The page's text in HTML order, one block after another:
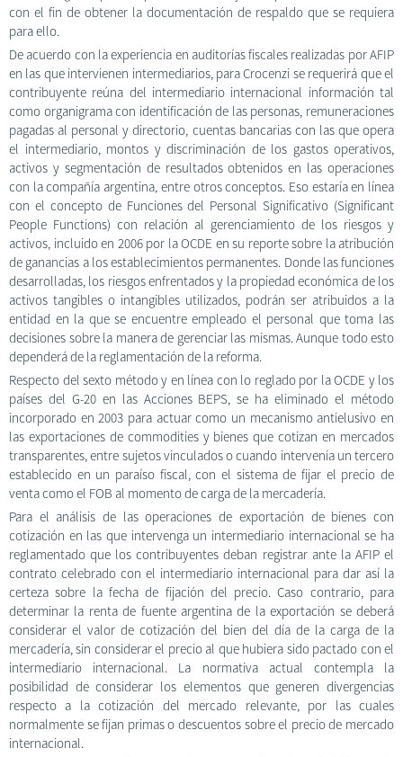
con el fin de obtener la documentación de respaldo que se requiera
para ello.
De acuerdo con la experiencia en auditorías fiscales realizadas por AFIP
en las que intervienen intermediarios, para Crocenzi se requerirá que el
contribuyente reúna del intermediario internacional información tal
como organigrama con identificación de las personas, remuneraciones
pagadas al personal y directorio, cuentas bancarias con las que opera
el intermediario, montos y discriminación de los gastos operativos,
activos y segmentación de resultados obtenidos en las operaciones
con la compañía argentina, entre otros conceptos. Eso estaría en línea
con el concepto de Funciones del Personal Significativo (Significant
People Functions) con relación al gerenciamiento de los riesgos y
activos, incluido en 2006 por la OCDE en su reporte sobre la atribución
de ganancias a los establecimientos permanentes. Donde las funciones
desarrolladas, los riesgos enfrentados y la propiedad económica de los
activos tangibles o intangibles utilizados, podrán ser atribuidos a la
entidad en la que se encuentre empleado el personal que toma las
decisiones sobre la manera de gerenciar las mismas. Aunque todo esto
dependerá de la reglamentación de la reforma.
Respecto del sexto método y en línea con lo reglado por la OCDE y los
países del G-20 en las Acciones BEPS, se ha eliminado el método
incorporado en 2003 para actuar como un mecanismo antielusivo en
las exportaciones de commodities y bienes que cotizan en mercados
transparentes, entre sujetos vinculados o cuando intervenía un tercero
establecido en un paraíso fiscal, con el sistema de fijar el precio de
venta como el FOB al momento de carga de la mercadería.
Para el análisis de las operaciones de exportación de bienes con
cotización en las que intervenga un intermediario internacional se ha
reglamentado que los contribuyentes deban registrar ante la AFIP el
contrato celebrado con el intermediario internacional para dar así la
certeza sobre la fecha de fijación del precio. Caso contrario, para
determinar la renta de fuente argentina de la exportación se deberá
considerar el valor de cotización del bien del día de la carga de la
mercadería, sin considerar el precio al que hubiera sido pactado con el
intermediario internacional. La normativa actual contempla la
posibilidad de considerar los elementos que generen divergencias
respecto a la cotización del mercado relevante, por las cuales
normalmente se fijan primas o descuentos sobre el precio de mercado
internacional.